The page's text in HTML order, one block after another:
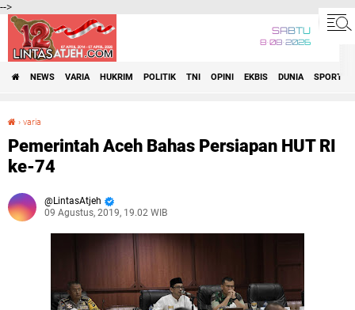
-->
SABTU
8•08•2026
NEWS VARIA HUKRIM POLITIK TNI OPINI EKBIS DUNIA SPORT
› varia
Pemerintah Aceh Bahas Persiapan HUT RI
ke-74
LintasAtjeh
09 Agustus, 2019, 19.02 WIB